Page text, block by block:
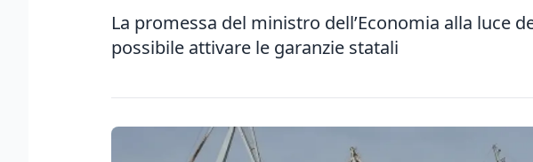
La promessa del ministro dell’Economia alla luce
possibile attivare le garanzie statali